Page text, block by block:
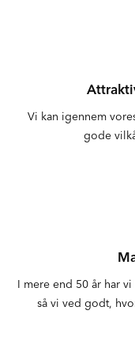
Vi kan igennem
gode
I mere end 50 år har
så vi ved godt,